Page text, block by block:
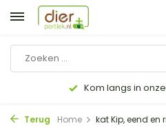
Kom langs in onze
Terug Home kat Kip, eend en